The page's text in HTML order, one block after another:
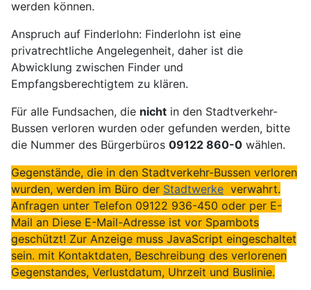
werden können.
Anspruch auf Finderlohn: Finderlohn ist eine
privatrechtliche Angelegenheit, daher ist die
Abwicklung zwischen Finder und
Empfangsberechtigtem zu klären.
Für alle Fundsachen, die nicht in den Stadtverkehr-
Bussen verloren wurden oder gefunden werden, bitte
die Nummer des Bürgerbüros 09122 860-0 wählen.
Gegenstände, die in den Stadtverkehr-Bussen verloren
wurden, werden im Büro der Stadtwerke verwahrt.
Anfragen unter Telefon 09122 936-450 oder per E-
Mail an Diese E-Mail-Adresse ist vor Spambots
geschützt! Zur Anzeige muss JavaScript eingeschaltet
sein. mit Kontaktdaten, Beschreibung des verlorenen
Gegenstandes, Verlustdatum, Uhrzeit und Buslinie.